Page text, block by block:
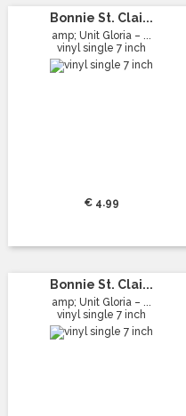
Bonnie St. Clai...
amp; Unit Gloria – ...
vinyl single 7 inch
€ 4.99
Bonnie St. Clai...
amp; Unit Gloria – ...
vinyl single 7 inch